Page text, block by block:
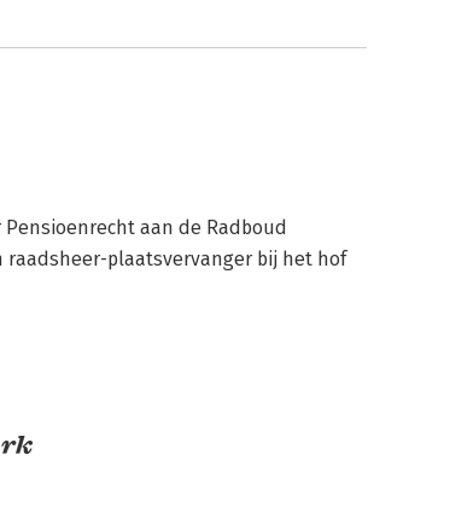
Pensioenrecht aan de Radboud
plaatsvervanger bij het hof